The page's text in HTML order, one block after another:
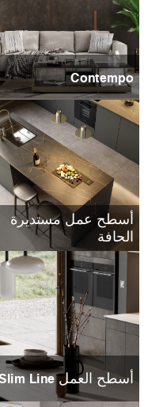
Contempo
أسطح عمل مستديرة
الحافة
أسطح العمل Slim Line